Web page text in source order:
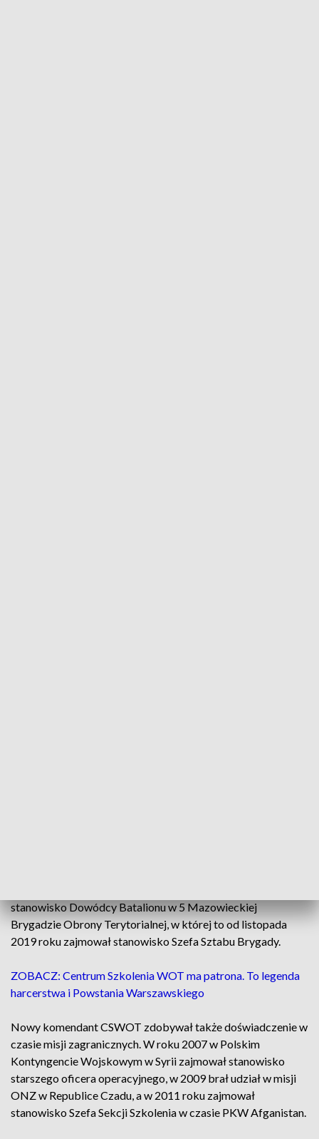
stanowisko Dowódcy Batalionu w 5 Mazowieckiej
Brygadzie Obrony Terytorialnej, w której to od listopada
2019 roku zajmował stanowisko Szefa Sztabu Brygady.
ZOBACZ: Centrum Szkolenia WOT ma patrona. To legenda
harcerstwa i Powstania Warszawskiego
Nowy komendant CSWOT zdobywał także doświadczenie w
czasie misji zagranicznych. W roku 2007 w Polskim
Kontyngencie Wojskowym w Syrii zajmował stanowisko
starszego oficera operacyjnego, w 2009 brał udział w misji
ONZ w Republice Czadu, a w 2011 roku zajmował
stanowisko Szefa Sekcji Szkolenia w czasie PKW Afganistan.